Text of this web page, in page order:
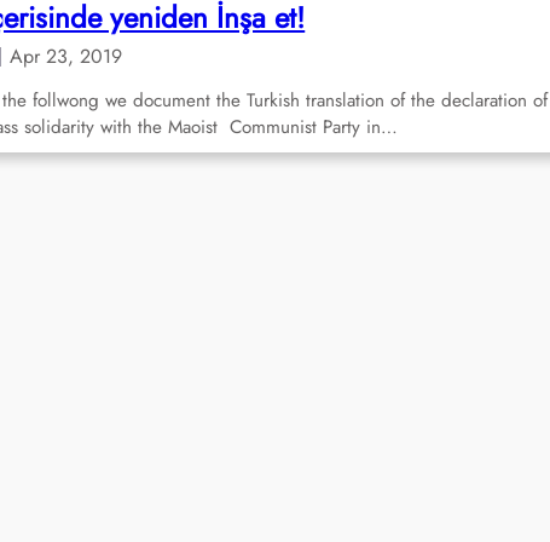
yeniden İnşa et!
Apr 23, 2019
follwong we document the Turkish translation of the declaration of
solidarity with the Maoist Communist Party in…